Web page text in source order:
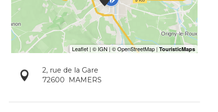
2, rue de la Gare
72600
MAMERS